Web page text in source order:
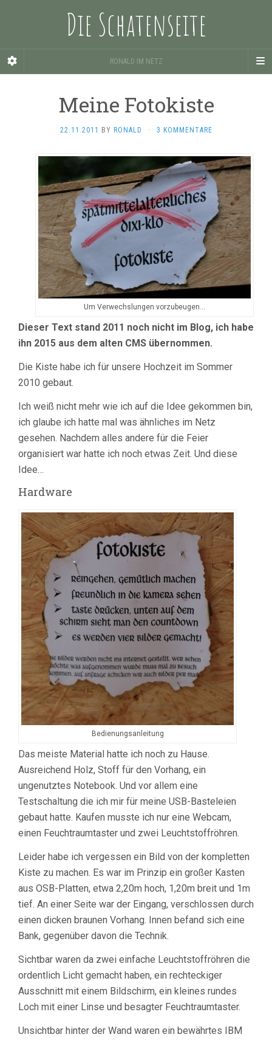
Die Schatenseite
RONALD IM NETZ
Meine Fotokiste
22.11.2011 BY RONALD · 3 KOMMENTARE
Um Verwechslungen vorzubeugen…
Dieser Text stand 2011 noch nicht im Blog, ich habe
ihn 2015 aus dem alten CMS übernommen.
Die Kiste habe ich für unsere Hochzeit im Sommer
2010 gebaut.
Ich weiß nicht mehr wie ich auf die Idee gekommen bin,
ich glaube ich hatte mal was ähnliches im Netz
gesehen. Nachdem alles andere für die Feier
organisiert war hatte ich noch etwas Zeit. Und diese
Idee…
Hardware
Bedienungsanleitung
Das meiste Material hatte ich noch zu Hause.
Ausreichend Holz, Stoff für den Vorhang, ein
ungenutztes Notebook. Und vor allem eine
Testschaltung die ich mir für meine USB-Basteleien
gebaut hatte. Kaufen musste ich nur eine Webcam,
einen Feuchtraumtaster und zwei Leuchtstoffröhren.
Leider habe ich vergessen ein Bild von der kompletten
Kiste zu machen. Es war im Prinzip ein großer Kasten
aus OSB-Platten, etwa 2,20m hoch, 1,20m breit und 1m
tief. An einer Seite war der Eingang, verschlossen durch
einen dicken braunen Vorhang. Innen befand sich eine
Bank, gegenüber davon die Technik.
Sichtbar waren da zwei einfache Leuchtstoffröhren die
ordentlich Licht gemacht haben, ein rechteckiger
Ausschnitt mit einem Bildschirm, ein kleines rundes
Loch mit einer Linse und besagter Feuchtraumtaster.
Unsichtbar hinter der Wand waren ein bewährtes IBM